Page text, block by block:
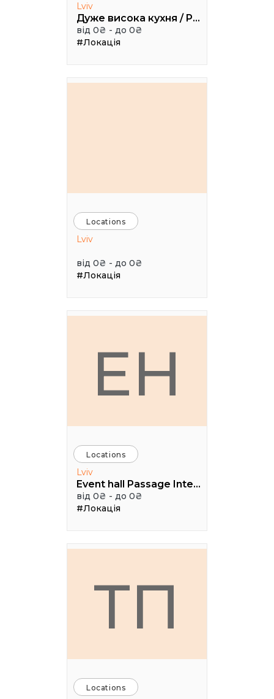
Lviv
Дуже висока кухня / Pretty High Kitchen
від 0₴ - до 0₴
#Локація
Locations
Lviv
від 0₴ - до 0₴
#Локація
EH
Locations
Lviv
Event hall Passage Interdit
від 0₴ - до 0₴
#Локація
ТП
Locations